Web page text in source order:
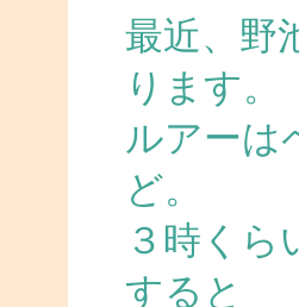
最近、野
ります。
ルアーは
ど。
３時く
すると